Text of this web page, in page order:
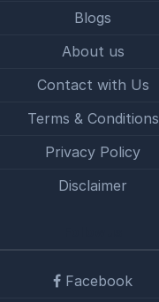
Blogs
About us
Contact with Us
Terms & Conditions
Privacy Policy
Disclaimer
Facebook